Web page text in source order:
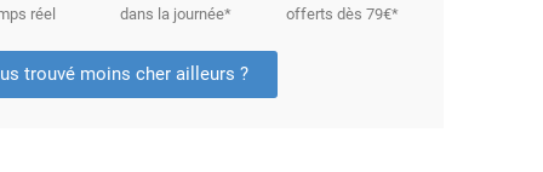
réel
dans la journée*
offerts dès 79€*
trouvé moins cher ailleurs ?